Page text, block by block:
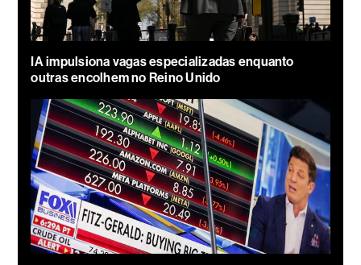
IA impulsiona vagas especializadas enquanto
outras encolhem no Reino Unido